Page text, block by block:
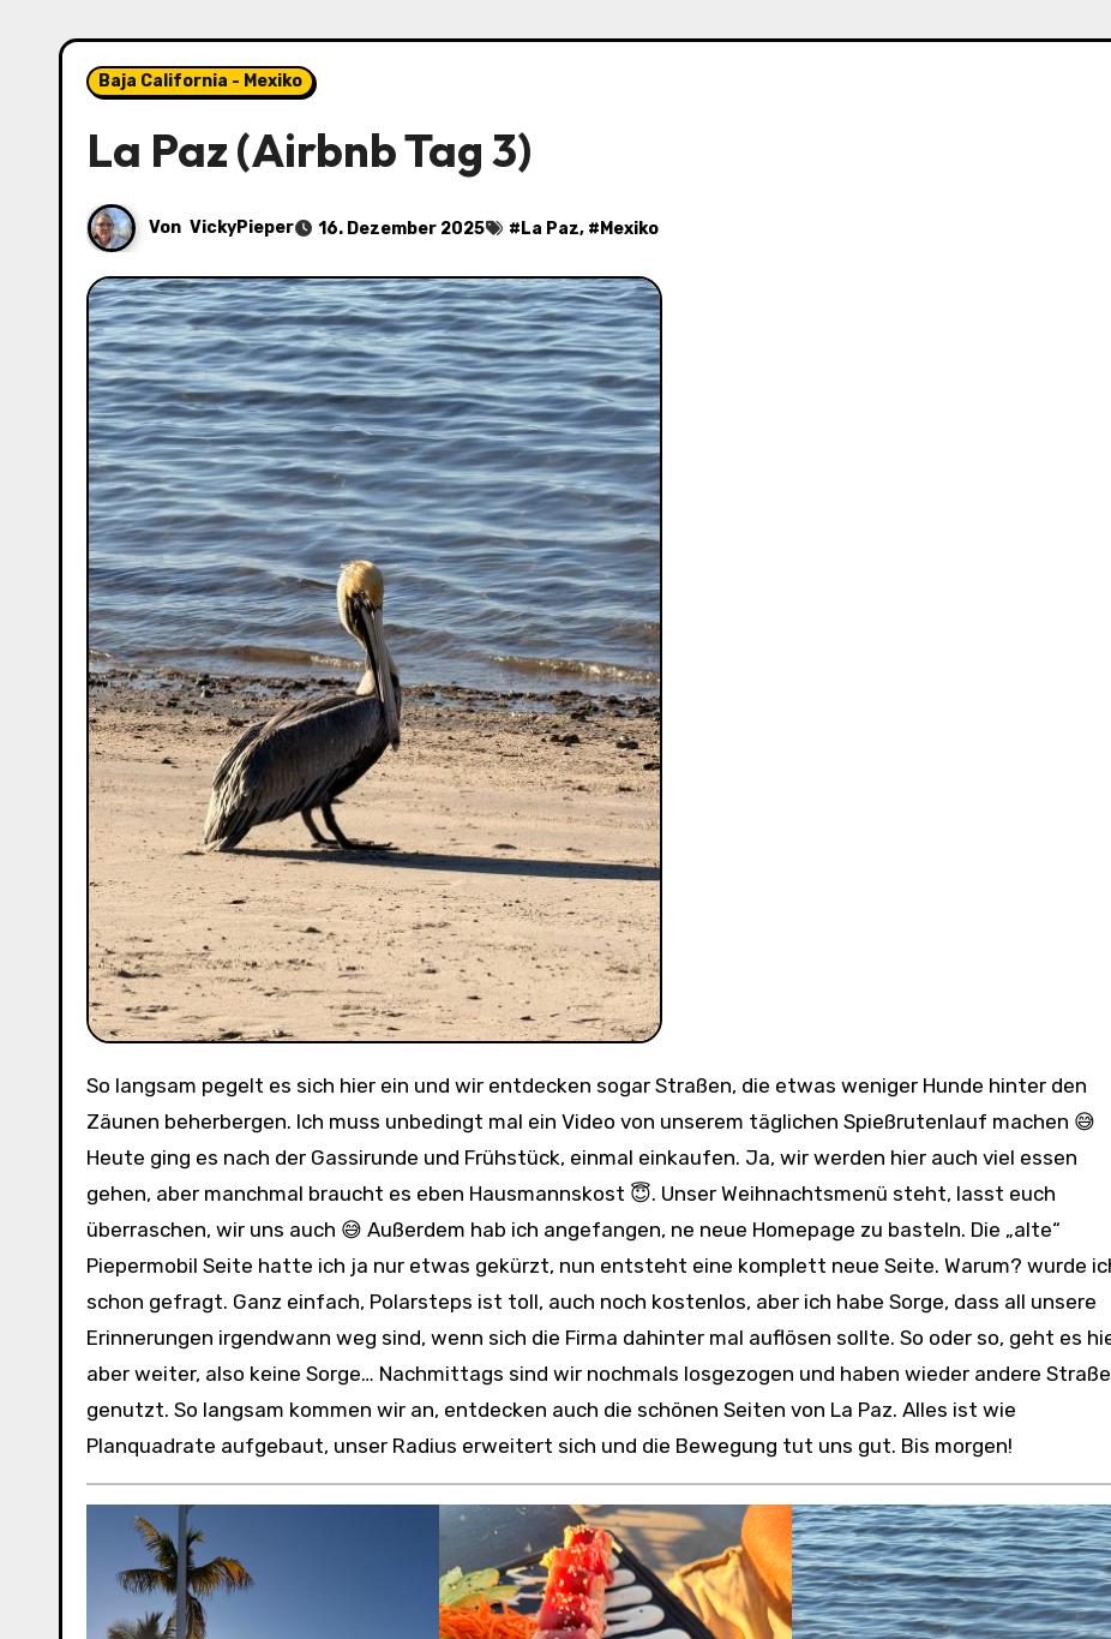
Baja California - Mexiko
La Paz (Airbnb Tag 3)
Von VickyPieper 16. Dezember 2025 # La Paz, # Mexiko
So langsam pegelt es sich hier ein und wir entdecken sogar Straßen, die etwas weniger Hunde hinter den
Zäunen beherbergen. Ich muss unbedingt mal ein Video von unserem täglichen Spießrutenlauf machen 😅
Heute ging es nach der Gassirunde und Frühstück, einmal einkaufen. Ja, wir werden hier auch viel essen
gehen, aber manchmal braucht es eben Hausmannskost 😇. Unser Weihnachtsmenü steht, lasst euch
überraschen, wir uns auch 😅 Außerdem hab ich angefangen, ne neue Homepage zu basteln. Die „alte“
Piepermobil Seite hatte ich ja nur etwas gekürzt, nun entsteht eine komplett neue Seite. Warum? wurde
schon gefragt. Ganz einfach, Polarsteps ist toll, auch noch kostenlos, aber ich habe Sorge, dass all unsere
Erinnerungen irgendwann weg sind, wenn sich die Firma dahinter mal auflösen sollte. So oder so, geht es
aber weiter, also keine Sorge… Nachmittags sind wir nochmals losgezogen und haben wieder andere
genutzt. So langsam kommen wir an, entdecken auch die schönen Seiten von La Paz. Alles ist wie
Planquadrate aufgebaut, unser Radius erweitert sich und die Bewegung tut uns gut. Bis morgen!